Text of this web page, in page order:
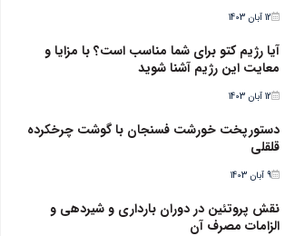
12 آبان 1403
آیا رژیم کتو برای شما مناسب است؟ با مزایا و
معایت این رژیم آشنا شوید
12 آبان 1403
دستورپخت خورشت فسنجان با گوشت چرخکرده
قلقلی
9 آبان 1403
نقش پروتئین در دوران بارداری و شیردهی و
الزامات مصرف آن